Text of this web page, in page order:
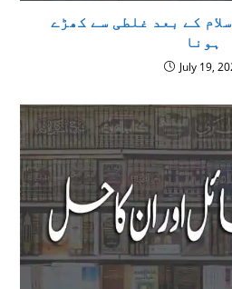
کے بعد غلطی سے کھڑے
ہونا
July 19,